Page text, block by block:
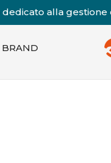
dedicato alla gestione
BRAND